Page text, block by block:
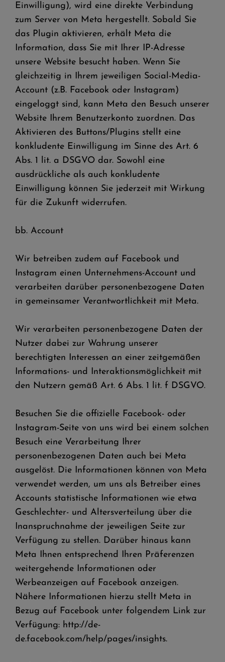
Einwilligung), wird eine direkte Verbindung
zum Server von Meta hergestellt. Sobald Sie
das Plugin aktivieren, erhält Meta die
Information, dass Sie mit Ihrer IP-Adresse
unsere Website besucht haben. Wenn Sie
gleichzeitig in Ihrem jeweiligen Social-Media-
Account (z.B. Facebook oder Instagram)
eingeloggt sind, kann Meta den Besuch unserer
Website Ihrem Benutzerkonto zuordnen. Das
Aktivieren des Buttons/Plugins stellt eine
konkludente Einwilligung im Sinne des Art. 6
Abs. 1 lit. a DSGVO dar. Sowohl eine
ausdrückliche als auch konkludente
Einwilligung können Sie jederzeit mit Wirkung
für die Zukunft widerrufen.
bb. Account
Wir betreiben zudem auf Facebook und
Instagram einen Unternehmens-Account und
verarbeiten darüber personenbezogene Daten
in gemeinsamer Verantwortlichkeit mit Meta.
Wir verarbeiten personenbezogene Daten der
Nutzer dabei zur Wahrung unserer
berechtigten Interessen an einer zeitgemäßen
Informations- und Interaktionsmöglichkeit mit
den Nutzern gemäß Art. 6 Abs. 1 lit. f DSGVO.
Besuchen Sie die offizielle Facebook- oder
Instagram-Seite von uns wird bei einem solchen
Besuch eine Verarbeitung Ihrer
personenbezogenen Daten auch bei Meta
ausgelöst. Die Informationen können von Meta
verwendet werden, um uns als Betreiber eines
Accounts statistische Informationen wie etwa
Geschlechter- und Altersverteilung über die
Inanspruchnahme der jeweiligen Seite zur
Verfügung zu stellen. Darüber hinaus kann
Meta Ihnen entsprechend Ihren Präferenzen
weitergehende Informationen oder
Werbeanzeigen auf Facebook anzeigen.
Nähere Informationen hierzu stellt Meta in
Bezug auf Facebook unter folgendem Link zur
Verfügung: http://de-
de.facebook.com/help/pages/insights.